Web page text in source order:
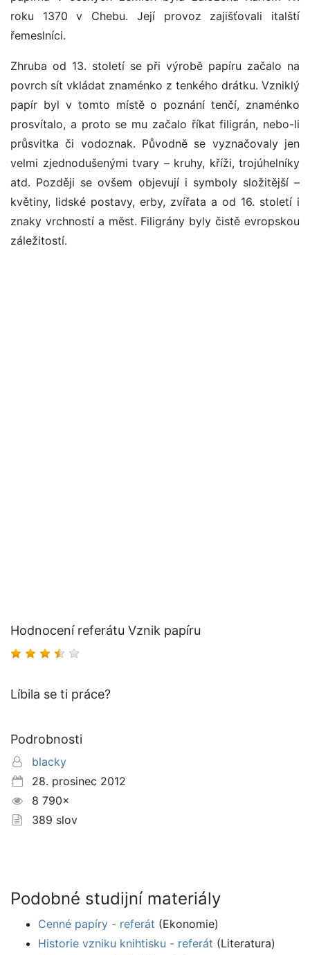
roku 1370 v Chebu. Její provoz zajišťovali italští
řemeslníci.
Zhruba od 13. století se při výrobě papíru začalo na
povrch sít vkládat znaménko z tenkého drátku. Vzniklý
papír byl v tomto místě o poznání tenčí, znaménko
prosvítalo, a proto se mu začalo říkat filigrán, nebo-li
průsvitka či vodoznak. Původně se vyznačovaly jen
velmi zjednodušenými tvary – kruhy, kříži, trojúhelníky
atd. Později se ovšem objevují i symboly složitější –
květiny, lidské postavy, erby, zvířata a od 16. století i
znaky vrchností a měst. Filigrány byly čistě evropskou
záležitostí.
Hodnocení referátu Vznik papíru
Líbila se ti práce?
Podrobnosti
blacky
28. prosinec 2012
8 790×
389 slov
Podobné studijní materiály
Cenné papíry - referát (Ekonomie)
Historie vzniku knihtisku - referát (Literatura)